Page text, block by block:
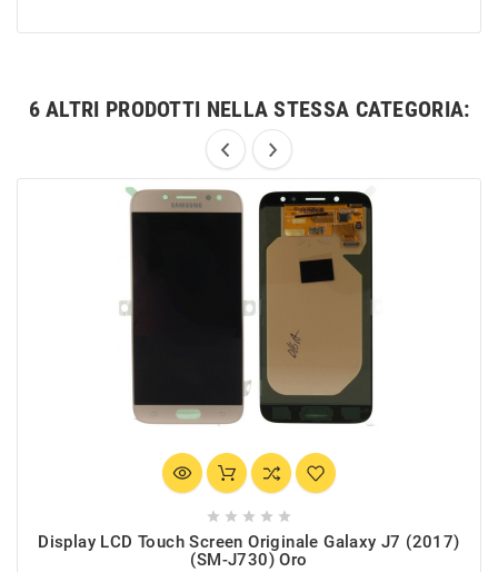
6 ALTRI PRODOTTI NELLA STESSA CATEGORIA:
    
Display LCD Touch Screen Originale Galaxy J7 (2017)
(SM-J730) Oro